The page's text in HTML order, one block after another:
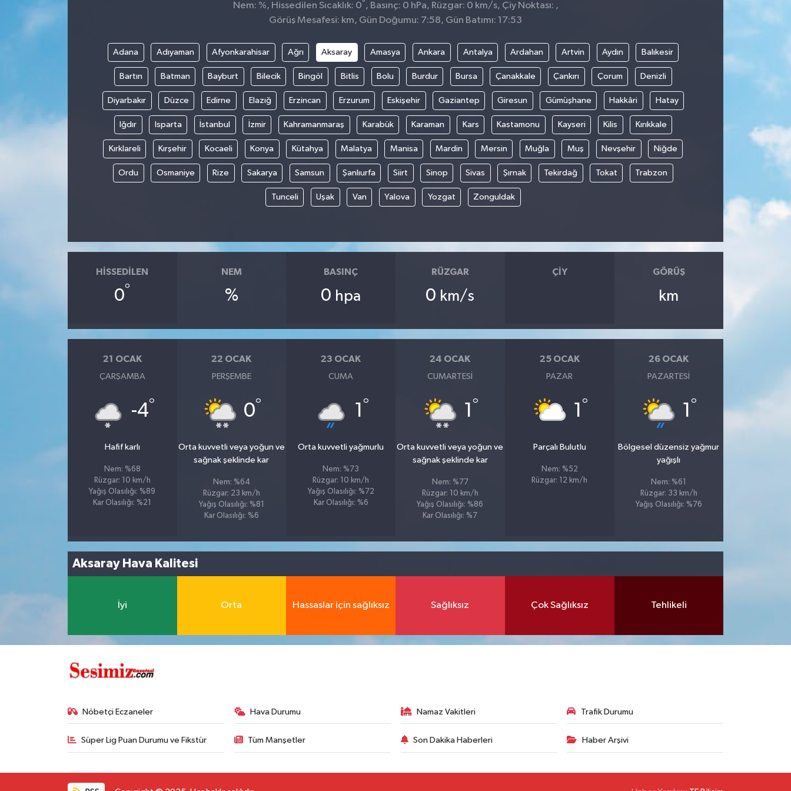
Nem: %, Hissedilen Sıcaklık: 0° , Basınç: 0 hPa, Rüzgar: 0 km/s, Çiy Noktası: ,
Görüş Mesafesi: km, Gün Doğumu: 7:58, Gün Batımı: 17:53
Adana Adıyaman Afyonkarahisar Ağrı Aksaray Amasya Ankara Antalya Ardahan Artvin Aydın Balıkesir
Bartın Batman Bayburt Bilecik Bingöl Bitlis Bolu Burdur Bursa Çanakkale Çankırı Çorum Denizli
Diyarbakır Düzce Edirne Elazığ Erzincan Erzurum Eskişehir Gaziantep Giresun Gümüşhane Hakkâri Hatay
Iğdır Isparta İstanbul İzmir Kahramanmaraş Karabük Karaman Kars Kastamonu Kayseri Kilis Kırıkkale
Kırklareli Kırşehir Kocaeli Konya Kütahya Malatya Manisa Mardin Mersin Muğla Muş Nevşehir Niğde
Ordu Osmaniye Rize Sakarya Samsun Şanlıurfa Siirt Sinop Sivas Şırnak Tekirdağ Tokat Trabzon
Tunceli Uşak Van Yalova Yozgat Zonguldak
HISSEDILEN
0°
NEM
%
BASINÇ
0 hpa
RÜZGAR
0 km/s
ÇIY GÖRÜŞ
km
21 OCAK
ÇARŞAMBA
-4°
Hafif karlı
Nem: %68
Rüzgar: 10 km/h
Yağış Olasılığı: %89
Kar Olasılığı: %21
22 OCAK
PERŞEMBE
0°
Orta kuvvetli veya yoğun ve
sağnak şeklinde kar
Nem: %64
Rüzgar: 23 km/h
Yağış Olasılığı: %81
Kar Olasılığı: %6
23 OCAK
CUMA
1 °
Orta kuvvetli yağmurlu
Nem: %73
Rüzgar: 10 km/h
Yağış Olasılığı: %72
Kar Olasılığı: %6
24 OCAK
CUMARTESI
1 °
Orta kuvvetli veya yoğun ve
sağnak şeklinde kar
Nem: %77
Rüzgar: 10 km/h
Yağış Olasılığı: %86
Kar Olasılığı: %7
25 OCAK
PAZAR
1 °
Parçalı Bulutlu
Nem: %52
Rüzgar: 12 km/h
26 OCAK
PAZARTESI
1 °
Bölgesel düzensiz yağmur
yağışlı
Nem: %61
Rüzgar: 33 km/h
Yağış Olasılığı: %76
Aksaray Hava Kalitesi
İyi Orta Hassaslar için sağlıksız Sağlıksız Çok Sağlıksız Tehlikeli
Nöbetçi Eczaneler Hava Durumu Namaz Vakitleri Trafik Durumu
Süper Lig Puan Durumu ve Fikstür Tüm Manşetler Son Dakika Haberleri Haber Arşivi